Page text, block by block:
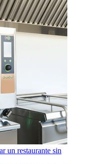
un restaurante sin